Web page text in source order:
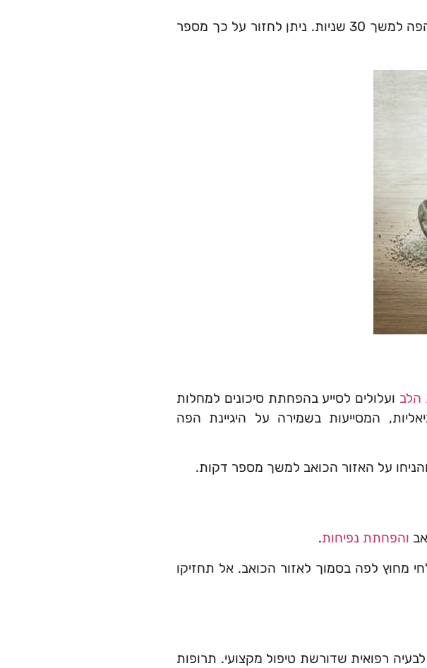
המיסו כפית מלח בכוס מים חמימים ושטפו את הפה למשך 30 שניות. ניתן לחזור על כך מספר
הלב ועלולים לסייע בהפחתת סיכונים למחלות
המסייעות בשמירה על היגיינת הפה
על האזור הכואב למשך מספר דקות.
והפחתת נפיחות.
מחוץ לפה בסמוך לאזור הכואב. אל תחזיקו
רפואית שדורשת טיפול מקצועי. תרופות